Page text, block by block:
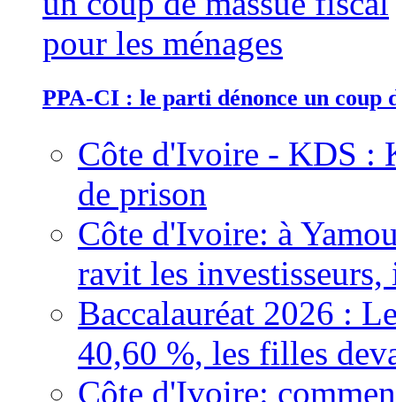
PPA-CI : le parti dénonce un coup
Côte d'Ivoire - KDS :
de prison
Côte d'Ivoire: à
ravit les
Baccalauréat 2026 :
40,60 %, les filles
Côte d'Ivoire: